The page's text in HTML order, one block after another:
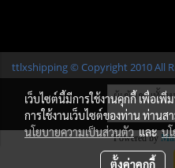
ttlxshipping © Copyright 2010 All
ผู้เข้าชมทั้ง
Powered by
เว็บไซต์นี้มีการใช้งานคุกกี้ เพื่อเ
การใช้งานเว็บไซต์ของท่าน ท่านส
นโยบายความเป็นส่วนตัวและน
ตั้งค่าคุกกี้